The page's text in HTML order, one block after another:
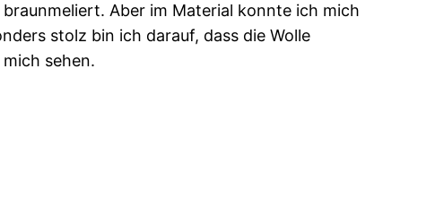
Aber im Material konnte ich mich
stolz bin ich darauf, dass die Wolle
sehen.